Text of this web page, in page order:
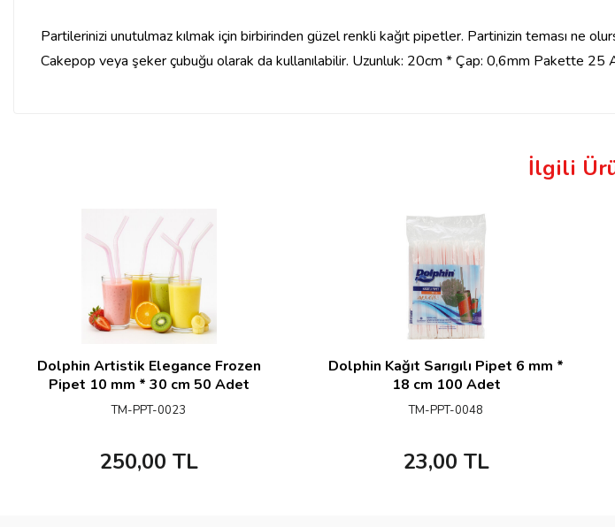
Partilerinizi unutulmaz kılmak için birbirinden güzel renkli kağıt pipetler. Partinizin teması ne
Cakepop veya şeker çubuğu olarak da kullanılabilir. Uzunluk: 20cm * Çap: 0,6mm Pakette 25
İlgili
Dolphin Artistik Elegance Frozen
Pipet 10 mm * 30 cm 50 Adet
TM-PPT-0023
250,00 TL
Dolphin Kağıt Sarıgılı Pipet 6 mm *
18 cm 100 Adet
TM-PPT-0048
23,00 TL